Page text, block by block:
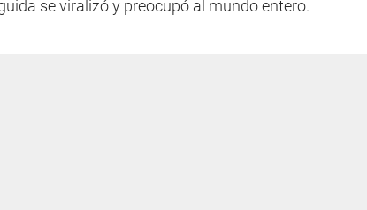
se viralizó y preocupó al mundo entero.